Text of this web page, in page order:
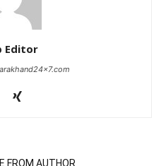
Editor
FROM AUTHOR